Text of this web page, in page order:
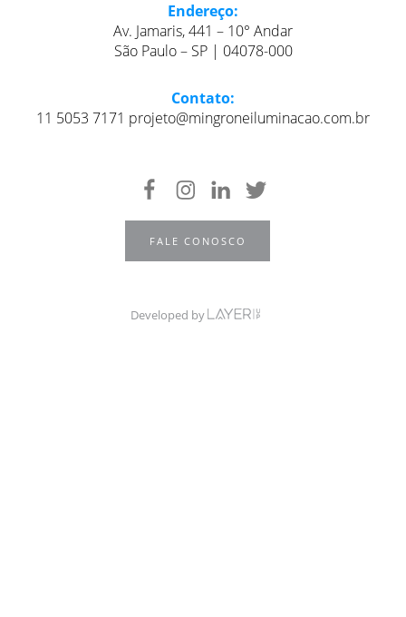
Endereço:
Av. Jamaris, 441 – 10° Andar
São Paulo – SP | 04078-000
Contato:
11 5053 7171 projeto@mingroneiluminacao.com.br
FALE CONOSCO
Developed by